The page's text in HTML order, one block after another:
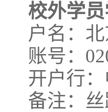
校外学
户名：
账号：
开户行
备注：